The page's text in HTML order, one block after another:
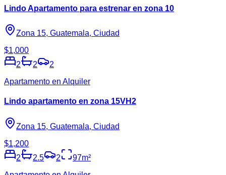
Lindo Apartamento para estrenar en zona 10
Zona 15, Guatemala, Ciudad
$1,000
2
2
2
Apartamento en Alquiler
Lindo apartamento en zona 15VH2
Zona 15, Guatemala, Ciudad
$1,200
2
2.5 2 97m²